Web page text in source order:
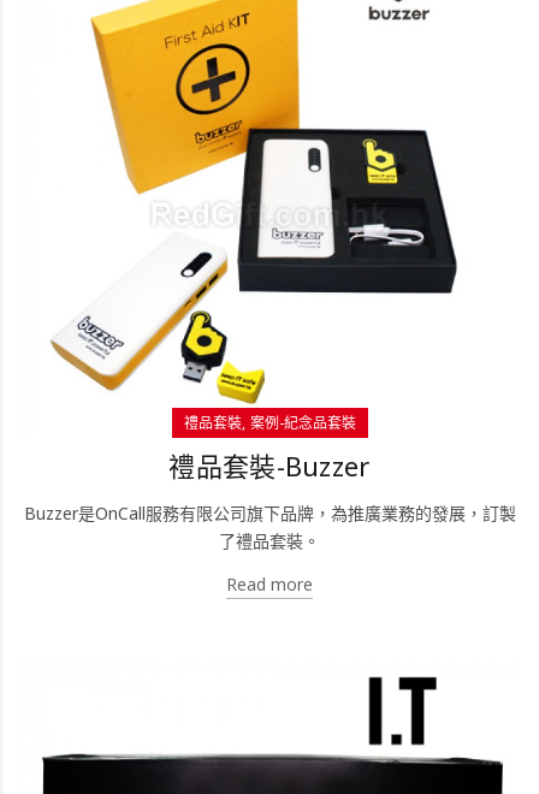
禮品套裝 案例-紀念品套裝
禮品套裝-Buzzer
Buzzer是OnCall服務有限公司旗下品牌，為推廣業務的發展，訂製
了禮品套裝。
Read more